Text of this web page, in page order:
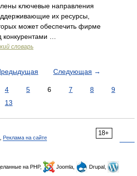
ключевые направления
их ресурсы,
может обеспечить фирме
…
словарь
Следующая →
4 5 6 7 8
9
13
18+
Реклама на сайте
на PHP, Joomla,
Drupal,